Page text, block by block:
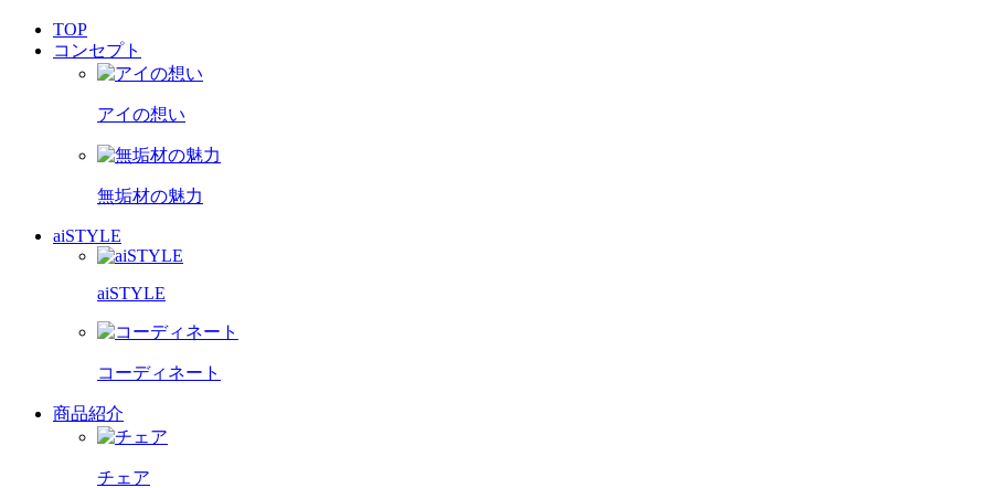
TOP
コンセプト
アイの想い
無垢材の魅力
aiSTYLE
aiSTYLE
コーディネート
商品紹介
チェア